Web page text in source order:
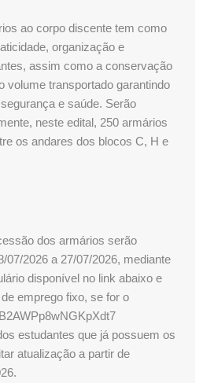
ao corpo discente tem como
organização e
assim como a conservação
volume transportado garantindo
e saúde. Serão
neste edital, 250 armários
os andares dos blocos C, H e
dos armários serão
07/2026 a 27/07/2026, mediante
disponível no link abaixo e
emprego fixo, se for o
estudantes que já possuem os
atualização a partir de